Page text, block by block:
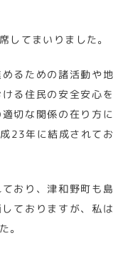
してまいりました。
るための諸活動や地
る住民の安全安心を
切な関係の在り方に
23年に結成されてお
おり、津和野町も島
ておりますが、私は
。